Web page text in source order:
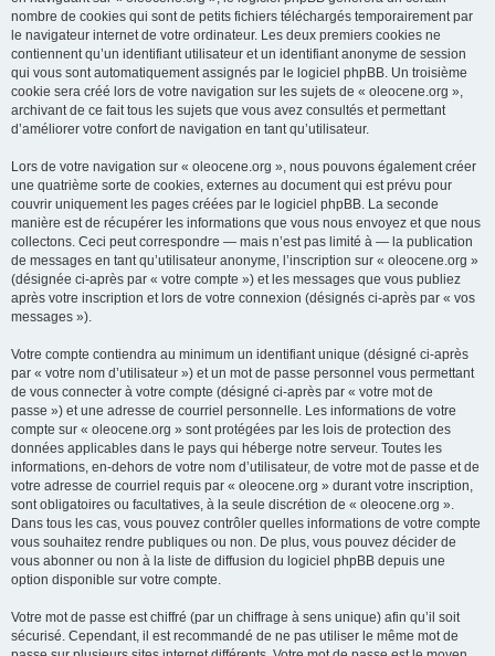
nombre de cookies qui sont de petits fichiers téléchargés temporairement par
le navigateur internet de votre ordinateur. Les deux premiers cookies ne
contiennent qu’un identifiant utilisateur et un identifiant anonyme de session
qui vous sont automatiquement assignés par le logiciel phpBB. Un troisième
cookie sera créé lors de votre navigation sur les sujets de « oleocene.org »,
archivant de ce fait tous les sujets que vous avez consultés et permettant
d’améliorer votre confort de navigation en tant qu’utilisateur.
Lors de votre navigation sur « oleocene.org », nous pouvons également créer
une quatrième sorte de cookies, externes au document qui est prévu pour
couvrir uniquement les pages créées par le logiciel phpBB. La seconde
manière est de récupérer les informations que vous nous envoyez et que nous
collectons. Ceci peut correspondre — mais n’est pas limité à — la publication
de messages en tant qu’utilisateur anonyme, l’inscription sur « oleocene.org »
(désignée ci-après par « votre compte ») et les messages que vous publiez
après votre inscription et lors de votre connexion (désignés ci-après par « vos
messages »).
Votre compte contiendra au minimum un identifiant unique (désigné ci-après
par « votre nom d’utilisateur ») et un mot de passe personnel vous permettant
de vous connecter à votre compte (désigné ci-après par « votre mot de
passe ») et une adresse de courriel personnelle. Les informations de votre
compte sur « oleocene.org » sont protégées par les lois de protection des
données applicables dans le pays qui héberge notre serveur. Toutes les
informations, en-dehors de votre nom d’utilisateur, de votre mot de passe et de
votre adresse de courriel requis par « oleocene.org » durant votre inscription,
sont obligatoires ou facultatives, à la seule discrétion de « oleocene.org ».
Dans tous les cas, vous pouvez contrôler quelles informations de votre compte
vous souhaitez rendre publiques ou non. De plus, vous pouvez décider de
vous abonner ou non à la liste de diffusion du logiciel phpBB depuis une
option disponible sur votre compte.
Votre mot de passe est chiffré (par un chiffrage à sens unique) afin qu’il soit
sécurisé. Cependant, il est recommandé de ne pas utiliser le même mot de